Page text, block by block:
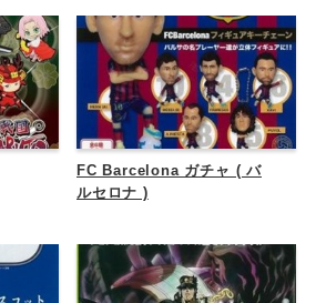
FC Barcelona ガチャ ( バ
ルセロナ )